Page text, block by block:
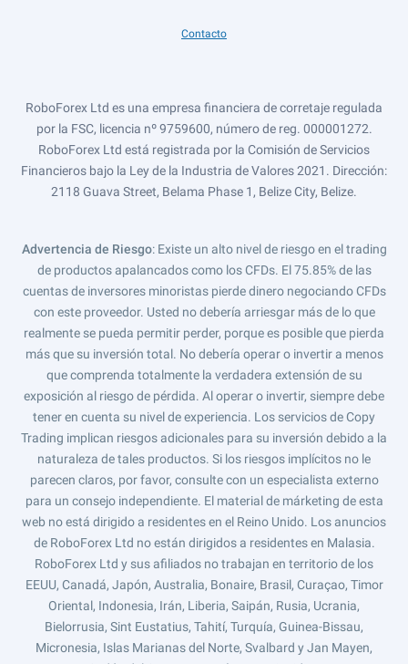
Contacto
RoboForex Ltd es una empresa financiera de corretaje regulada
por la FSC, licencia nº 9759600, número de reg. 000001272.
RoboForex Ltd está registrada por la Comisión de Servicios
Financieros bajo la Ley de la Industria de Valores 2021. Dirección:
2118 Guava Street, Belama Phase 1, Belize City, Belize.
Advertencia de Riesgo: Existe un alto nivel de riesgo en el trading
de productos apalancados como los CFDs. El 75.85% de las
cuentas de inversores minoristas pierde dinero negociando CFDs
con este proveedor. Usted no debería arriesgar más de lo que
realmente se pueda permitir perder, porque es posible que pierda
más que su inversión total. No debería operar o invertir a menos
que comprenda totalmente la verdadera extensión de su
exposición al riesgo de pérdida. Al operar o invertir, siempre debe
tener en cuenta su nivel de experiencia. Los servicios de Copy
Trading implican riesgos adicionales para su inversión debido a la
naturaleza de tales productos. Si los riesgos implícitos no le
parecen claros, por favor, consulte con un especialista externo
para un consejo independiente. El material de márketing de esta
web no está dirigido a residentes en el Reino Unido. Los anuncios
de RoboForex Ltd no están dirigidos a residentes en Malasia.
RoboForex Ltd y sus afiliados no trabajan en territorio de los
EEUU, Canadá, Japón, Australia, Bonaire, Brasil, Curaçao, Timor
Oriental, Indonesia, Irán, Liberia, Saipán, Rusia, Ucrania,
Bielorrusia, Sint Eustatius, Tahití, Turquía, Guinea-Bissau,
Micronesia, Islas Marianas del Norte, Svalbard y Jan Mayen,